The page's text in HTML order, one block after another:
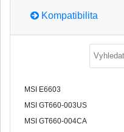
Kompatibilita
MSI E6603
MSI GT660-003US
MSI GT660-004CA